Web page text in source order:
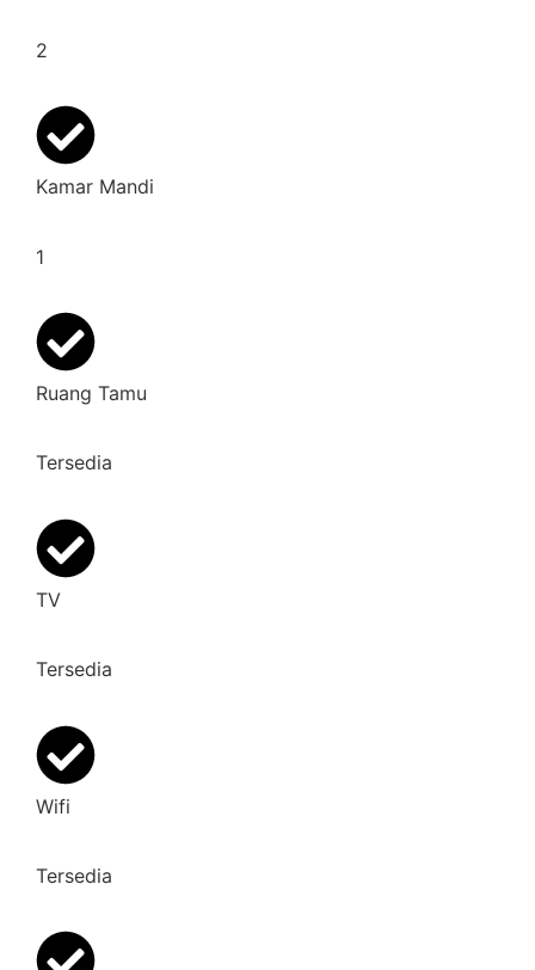
2
Kamar Mandi
1
Ruang Tamu
Tersedia
TV
Tersedia
Wifi
Tersedia